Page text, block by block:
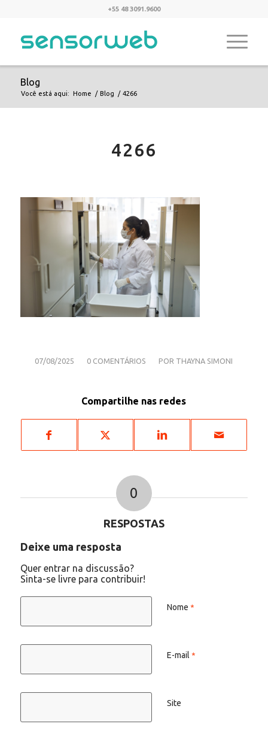
+55 48 3091.9600
Blog
Você está aqui: Home / Blog / 4266
4266
07/08/2025
/ 0 COMENTÁRIOS
/ POR THAYNA SIMONI
Compartilhe nas redes
0
RESPOSTAS
Deixe uma resposta
Quer entrar na discussão?
Sinta-se livre para contribuir!
Nome *
E-mail *
Site